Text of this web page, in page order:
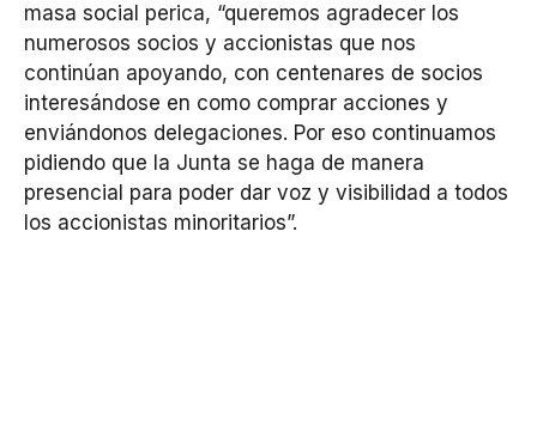
masa social perica, “queremos agradecer los
numerosos socios y accionistas que nos
continúan apoyando, con centenares de socios
interesándose en como comprar acciones y
enviándonos delegaciones. Por eso continuamos
pidiendo que la Junta se haga de manera
presencial para poder dar voz y visibilidad a todos
los accionistas minoritarios”.